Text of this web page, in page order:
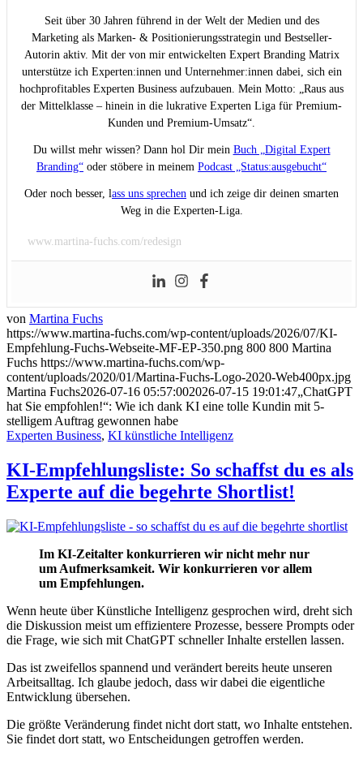
Seit über 30 Jahren führend in der Welt der Medien und des
Marketing als Marken- & Positionierungsstrategin und Bestseller-
Autorin aktiv. Mit der von mir entwickelten Expert Branding Matrix
unterstütze ich Experten:innen und Unternehmer:innen dabei, sich ein
hochprofitables Experten Business aufzubauen. Mein Motto: „Raus aus
der Mittelklasse – hinein in die lukrative Experten Liga für Premium-
Kunden und Premium-Umsatz“.
Du willst mehr wissen? Dann hol Dir mein Buch „Digital Expert
Branding“ oder stöbere in meinem Podcast „Status:ausgebucht“
Oder noch besser, lass uns sprechen und ich zeige dir deinen smarten
Weg in die Experten-Liga.
www.martina-fuchs.com/redesign
von Martina Fuchs
https://www.martina-fuchs.com/wp-content/uploads/2026/07/KI-
Empfehlung-Fuchs-Webseite-MF-EP-350.png 800 800 Martina
Fuchs https://www.martina-fuchs.com/wp-
content/uploads/2020/01/Martina-Fuchs-Logo-2020-Web400px.jpg
Martina Fuchs2026-07-16 05:57:002026-07-15 19:01:47„ChatGPT
hat Sie empfohlen!“: Wie ich dank KI eine tolle Kundin mit 5-
stelligem Auftrag gewonnen habe
Experten Business, KI künstliche Intelligenz
KI-Empfehlungsliste: So schaffst du es als
Experte auf die begehrte Shortlist!
Im KI-Zeitalter konkurrieren wir nicht mehr nur
um Aufmerksamkeit. Wir konkurrieren vor allem
um Empfehlungen.
Wenn heute über Künstliche Intelligenz gesprochen wird, dreht sich
die Diskussion meist um effizientere Prozesse, bessere Prompts oder
die Frage, wie sich mit ChatGPT schneller Inhalte erstellen lassen.
Das ist zweifellos spannend und verändert bereits heute unseren
Arbeitsalltag. Ich glaube jedoch, dass wir dabei die eigentliche
Entwicklung übersehen.
Die größte Veränderung findet nicht dort statt, wo Inhalte entstehen.
Sie findet dort statt, wo Entscheidungen getroffen werden.